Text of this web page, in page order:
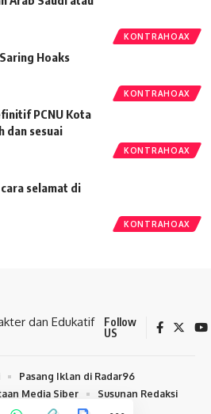
KONTRAHOAX
KONTRAHOAX
Hoaks
KONTRAHOAX
PCNU Kota
dan sesuai
KONTRAHOAX
selamat di
Follow
US
Pasang Iklan di Radar96
Media Siber
Susunan Redaksi